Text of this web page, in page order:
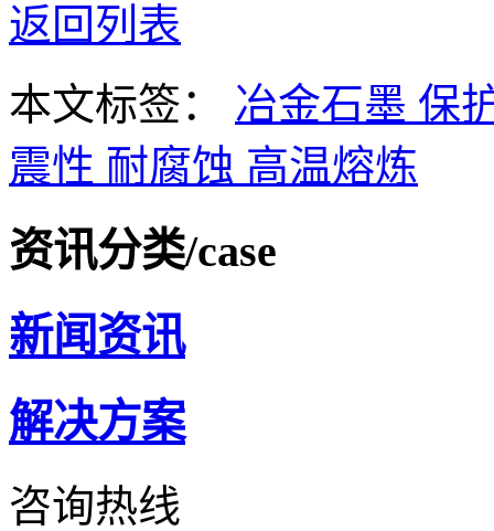
返回列表
本文标签： 冶金石墨 保
震性 耐腐蚀 高温熔炼
资讯分类/case
新闻资讯
解决方案
咨询热线